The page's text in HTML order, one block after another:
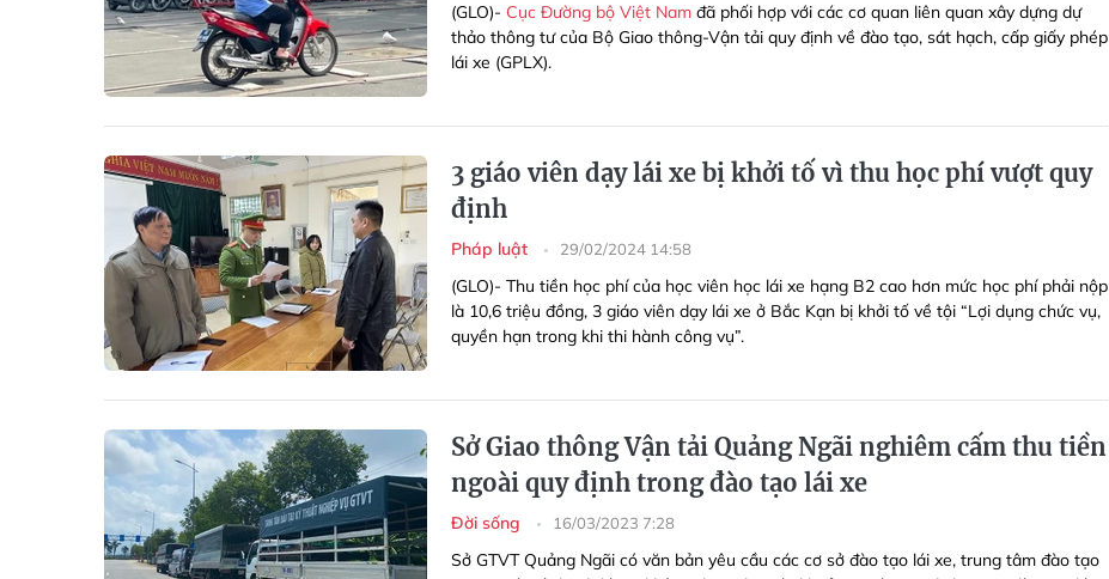
(GLO)- Cục Đường bộ Việt Nam đã phối hợp với các cơ quan liên quan xây dựng dự
thảo thông tư của Bộ Giao thông-Vận tải quy định về đào tạo, sát hạch, cấp giấy phép
lái xe (GPLX).
3 giáo viên dạy lái xe bị khởi tố vì thu học phí vượt quy
định
Pháp luật 29/02/2024 14:58
(GLO)- Thu tiền học phí của học viên học lái xe hạng B2 cao hơn mức học phí phải nộp
là 10,6 triệu đồng, 3 giáo viên dạy lái xe ở Bắc Kạn bị khởi tố về tội “Lợi dụng chức vụ,
quyền hạn trong khi thi hành công vụ”.
Sở Giao thông Vận tải Quảng Ngãi nghiêm cấm thu tiền
ngoài quy định trong đào tạo lái xe
Đời sống 16/03/2023 7:28
Sở GTVT Quảng Ngãi có văn bản yêu cầu các cơ sở đào tạo lái xe, trung tâm đào tạo